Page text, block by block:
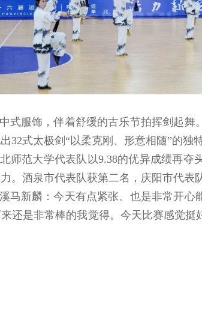
式服饰，伴着舒缓的古乐节拍挥剑起舞
32式太极剑“以柔克刚、形意相随”的独
师范大学代表队以9.38的优异成绩再夺
。酒泉市代表队获第二名，庆阳市代表
马新麟：今天有点紧张。也是非常开
还是非常棒的我觉得。今天比赛感觉